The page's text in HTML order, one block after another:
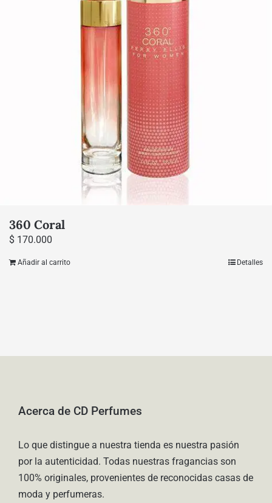
360 Coral
$ 170.000
Añadir al carrito Detalles
Acerca de CD Perfumes
Lo que distingue a nuestra tienda es nuestra pasión
por la autenticidad. Todas nuestras fragancias son
100% originales, provenientes de reconocidas casas de
moda y perfumeras.